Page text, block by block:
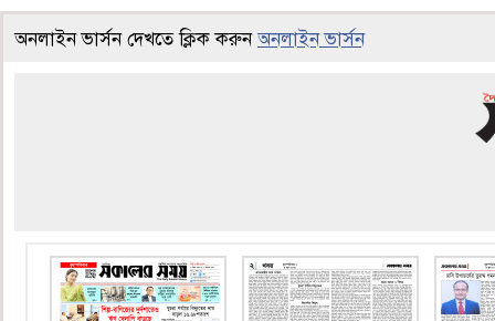
অনলাইন ভার্সন দেখতে ক্লিক করুনঅনলাইন ভার্সন